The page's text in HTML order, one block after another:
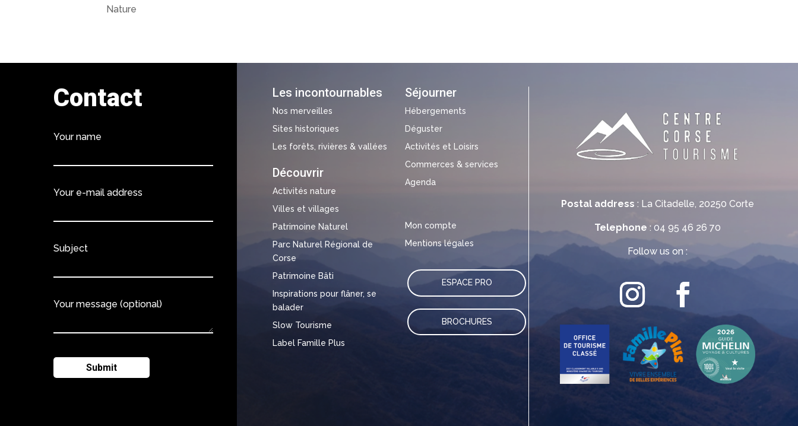
Nature
Postal address : La Citadelle, 20250 Corte
Telephone : 04 95 46 26 70
Follow us on :
Les incontournables
Nos merveilles
Sites historiques
Les forêts, rivières & vallées
Découvrir
Activités nature
Villes et villages
Patrimoine Naturel
Parc Naturel Régional de
Corse
Patrimoine Bâti
Inspirations pour flâner, se
balader
Slow Tourisme
Label Famille Plus
Séjourner
Hébergements
Déguster
Activités et Loisirs
Commerces & services
Agenda
Mon compte
Mentions légales
ESPACE PRO
BROCHURES
Contact
Your name
Your e-mail address
Subject
Your message (optional)